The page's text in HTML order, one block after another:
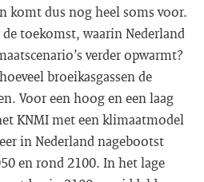
komt dus nog heel soms voor.
toekomst, waarin Nederland
verder opwarmt?
broeikasgassen de
Voor een hoog en een laag
KNMI met een klimaatmodel
in Nederland nagebootst
en rond 2100. In het lage